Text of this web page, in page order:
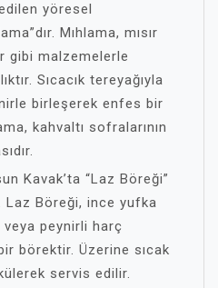
yöresel
Mıhlama, mısır
gibi malzemelerle
Sıcacık tereyağıyla
birleşerek enfes bir
kahvaltı sofralarının
Kavak’ta “Laz Böreği”
Laz Böreği, ince yufka
veya peynirli harç
börektir. Üzerine sıcak
servis edilir.